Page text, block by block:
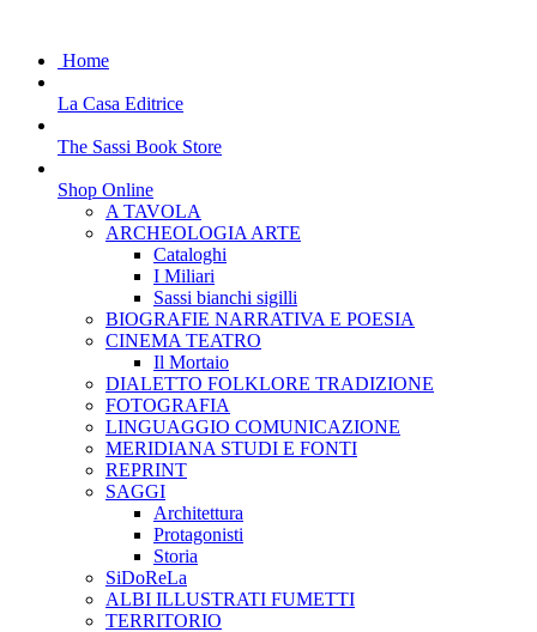
Home
La Casa Editrice
The Sassi Book Store
Shop Online
A TAVOLA
ARCHEOLOGIA ARTE
Cataloghi
I Miliari
Sassi bianchi sigilli
BIOGRAFIE NARRATIVA E POESIA
CINEMA TEATRO
Il Mortaio
DIALETTO FOLKLORE TRADIZIONE
FOTOGRAFIA
LINGUAGGIO COMUNICAZIONE
MERIDIANA STUDI E FONTI
REPRINT
SAGGI
Architettura
Protagonisti
Storia
SiDoReLa
ALBI ILLUSTRATI FUMETTI
TERRITORIO